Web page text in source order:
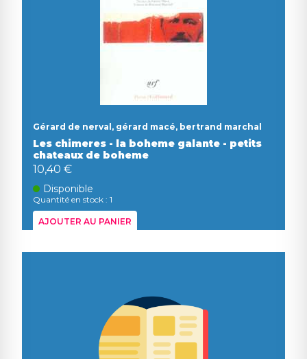
Gérard de nerval, gérard macé, bertrand marchal
Les chimeres - la boheme galante - petits
chateaux de boheme
10,40 €
Disponible
Quantité en stock : 1
AJOUTER AU PANIER